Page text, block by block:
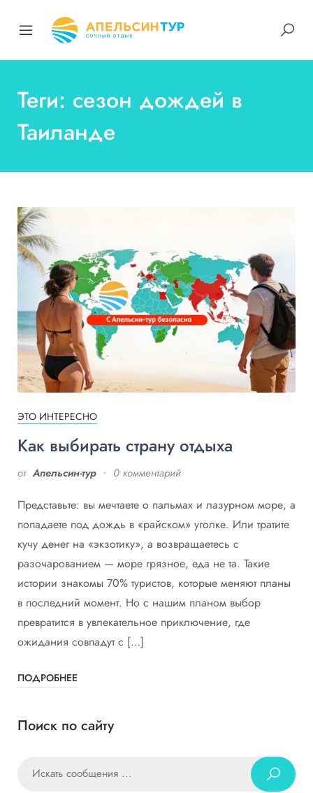
Теги: сезон дождей в
Таиланде
ЭТО ИНТЕРЕСНО
Как выбирать страну отдыха
от Апельсин-тур 0 комментарий
Представьте: вы мечтаете о пальмах и лазурном море, а
попадаете под дождь в «райском» уголке. Или тратите
кучу денег на «экзотику», а возвращаетесь с
разочарованием — море грязное, еда не та. Такие
истории знакомы 70% туристов, которые меняют планы
в последний момент. Но с нашим планом выбор
превратится в увлекательное приключение, где
ожидания совпадут с […]
ПОДРОБНЕЕ
Поиск по сайту